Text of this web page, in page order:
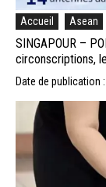
Accueil Asean
SINGAPOUR –
circonscriptions,
Date de publication